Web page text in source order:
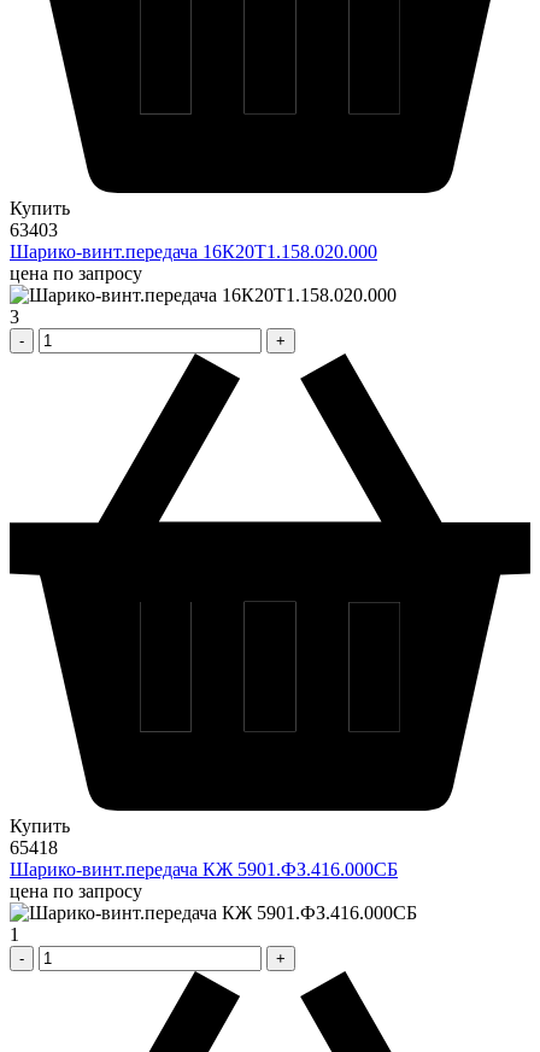
Купить
63403
Шарико-винт.передача 16К20Т1.158.020.000
цена по запросу
3
Купить
65418
Шарико-винт.передача КЖ 5901.ФЗ.416.000СБ
цена по запросу
1